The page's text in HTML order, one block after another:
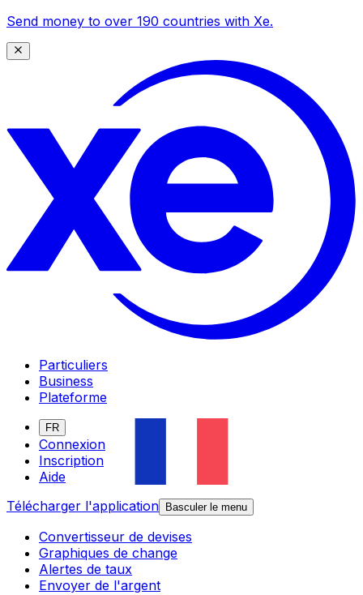
Send money to over 190 countries with Xe.
Particuliers
Business
Plateforme
FR
Connexion
Inscription
Aide
Télécharger l'application
Basculer le menu
Convertisseur de devises
Graphiques de change
Alertes de taux
Envoyer de l'argent